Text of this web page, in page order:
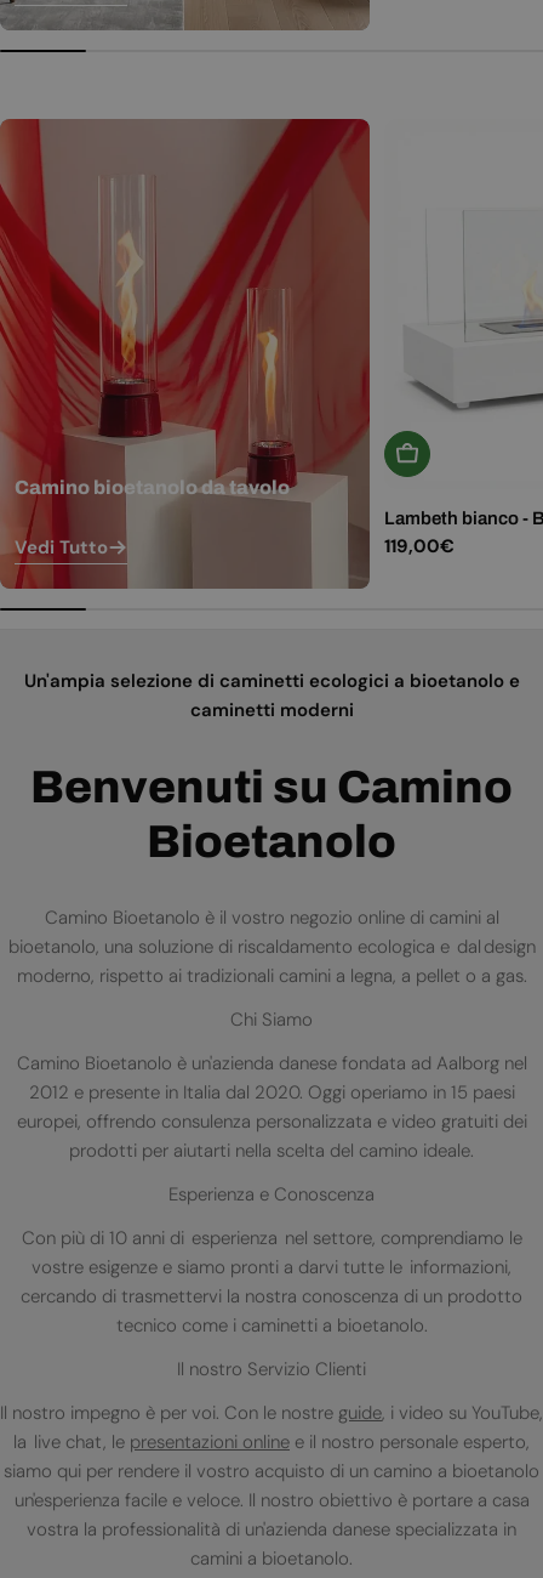
Camino bioetanolo da tavolo
Vedi Tutto
Aggiungi Al
Lambeth bianco -
Prezzo
119,00€
Un'ampia selezione di caminetti ecologici a bioetanolo e
caminetti moderni
Benvenuti su Camino
Bioetanolo
Camino Bioetanolo è il vostro negozio online di camini al
bioetanolo, una soluzione di riscaldamento ecologica e dal design
moderno, rispetto ai tradizionali camini a legna, a pellet o a gas.
Chi Siamo
Camino Bioetanolo è un'azienda danese fondata ad Aalborg nel
2012 e presente in Italia dal 2020. Oggi operiamo in 15 paesi
europei, offrendo consulenza personalizzata e video gratuiti dei
prodotti per aiutarti nella scelta del camino ideale.
Esperienza e Conoscenza
Con più di 10 anni di esperienza nel settore, comprendiamo le
vostre esigenze e siamo pronti a darvi tutte le informazioni,
cercando di trasmettervi la nostra conoscenza di un prodotto
tecnico come i caminetti a bioetanolo.
Il nostro Servizio Clienti
Il nostro impegno è per voi. Con le nostre guide, i video su YouTube,
la live chat, le presentazioni online e il nostro personale esperto,
siamo qui per rendere il vostro acquisto di un camino a bioetanolo
un'esperienza facile e veloce. Il nostro obiettivo è portare a casa
vostra la professionalità di un'azienda danese specializzata in
camini a bioetanolo.